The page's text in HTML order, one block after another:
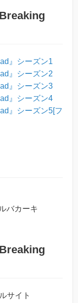
』シーズン1
』シーズン2
』シーズン3
』シーズン4
』シーズン5[フ
バカーキ
サイト